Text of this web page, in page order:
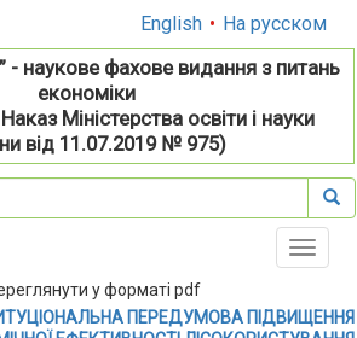
English • На русском
- наукове фахове видання з питань
економіки
Міністерства освіти і науки
від 11.07.2019 № 975)
Toggle
ПЕРЕДУМОВА ПІДВИЩЕННЯ